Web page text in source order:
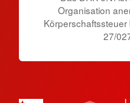
Organisation
27/